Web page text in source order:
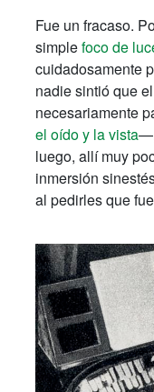
Fue un fracaso.
simplefoco de
cuidadosamente
nadie sintió que
necesariamente
el oído y la vista
luego, allí muy
inmersión
al pedirles que